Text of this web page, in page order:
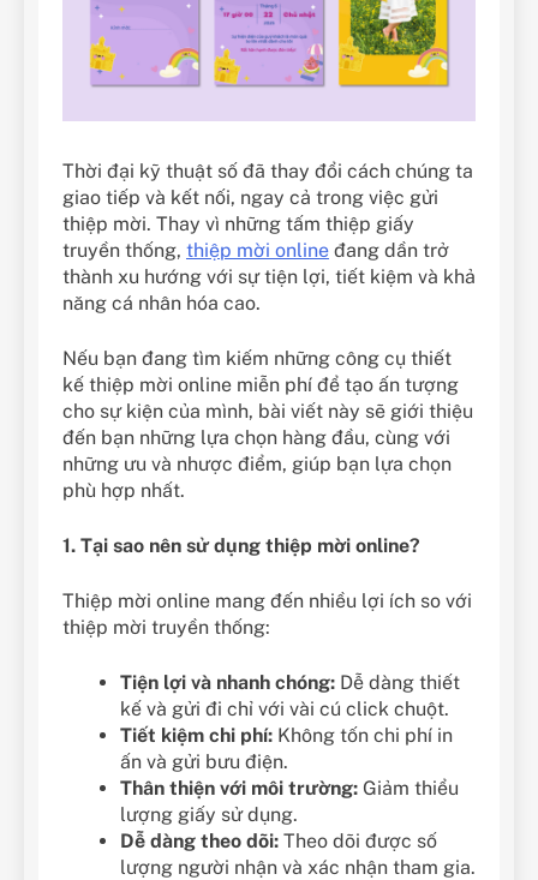
Thời đại kỹ thuật số đã thay đổi cách chúng ta
giao tiếp và kết nối, ngay cả trong việc gửi
thiệp mời. Thay vì những tấm thiệp giấy
truyền thống, thiệp mời online đang dần trở
thành xu hướng với sự tiện lợi, tiết kiệm và khả
năng cá nhân hóa cao.
Nếu bạn đang tìm kiếm những công cụ thiết
kế thiệp mời online miễn phí để tạo ấn tượng
cho sự kiện của mình, bài viết này sẽ giới thiệu
đến bạn những lựa chọn hàng đầu, cùng với
những ưu và nhược điểm, giúp bạn lựa chọn
phù hợp nhất.
1. Tại sao nên sử dụng thiệp mời online?
Thiệp mời online mang đến nhiều lợi ích so với
thiệp mời truyền thống:
Tiện lợi và nhanh chóng: Dễ dàng thiết
kế và gửi đi chỉ với vài cú click chuột.
Tiết kiệm chi phí: Không tốn chi phí in
ấn và gửi bưu điện.
Thân thiện với môi trường: Giảm thiểu
lượng giấy sử dụng.
Dễ dàng theo dõi: Theo dõi được số
lượng người nhận và xác nhận tham gia.